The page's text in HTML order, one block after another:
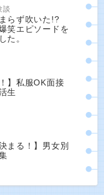
談
らず吹いた!?
笑エピソードを
た。
】私服OK面接
生
まる！】男女別